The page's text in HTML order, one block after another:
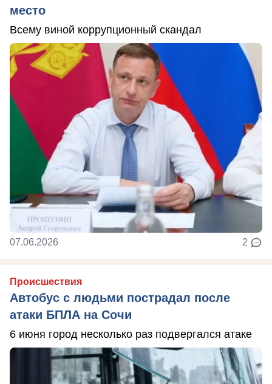
место
Всему виной коррупционный скандал
07.06.2026 2
Происшествия
Автобус с людьми пострадал после
атаки БПЛА на Сочи
6 июня город несколько раз подвергался атаке